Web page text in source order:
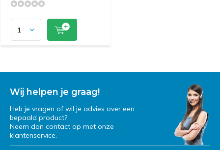
Wij helpen je graag!
Heb je vragen of wil je advies over een
bepaald product?
Neem dan contact op met onze
klantenservice.